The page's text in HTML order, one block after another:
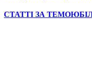
СТАТТІ ЗА ТЕМОЮ